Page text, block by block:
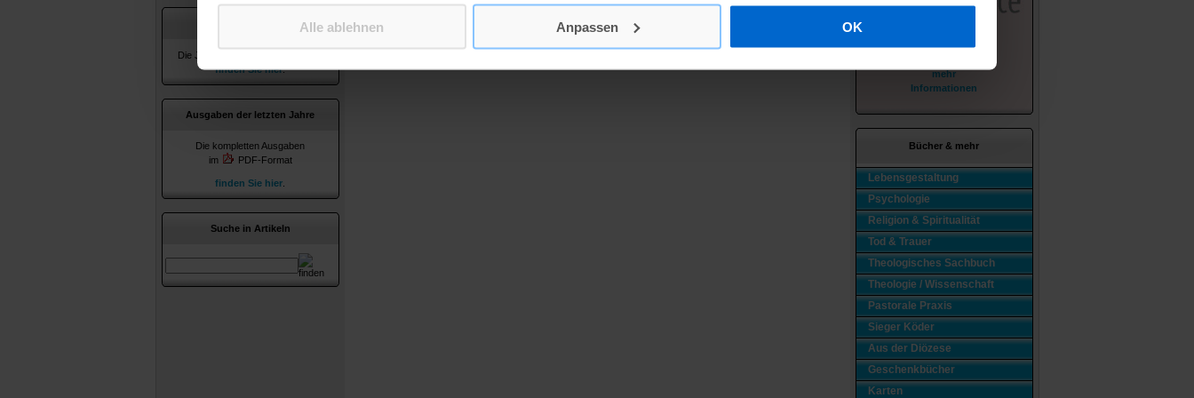
Alle ablehnen Anpassen OK
Die Jahresverzeichnisse ab 2010
finden Sie hier.
Ausgaben der letzten Jahre
Die kompletten Ausgaben
im
PDF-Format
finden Sie hier
Suche in Artikeln
mehr
Informationen
Bücher & mehr
Lebensgestaltung
Psychologie
Religion & Spiritualität
Tod & Trauer
Theologisches Sachbuch
Theologie / Wissenschaft
Pastorale Praxis
Sieger Köder
Aus der Diözese
Geschenkbücher
Karten